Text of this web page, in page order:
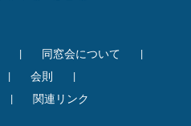
同窓会について
会則
関連リンク